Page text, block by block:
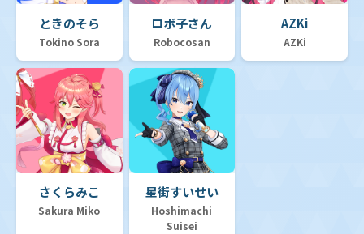
ときのそら
Tokino Sora
ロボ子さん
Robocosan
AZKi
AZKi
さくらみこ
Sakura Miko
星街すいせい
Hoshimachi
Suisei